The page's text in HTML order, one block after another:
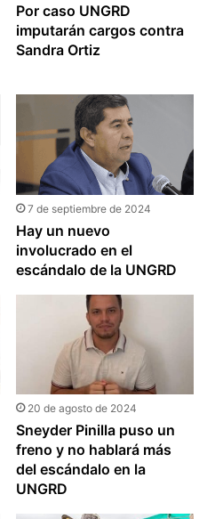
Por caso UNGRD
imputarán cargos contra
Sandra Ortiz
7 de septiembre de 2024
Hay un nuevo
involucrado en el
escándalo de la UNGRD
20 de agosto de 2024
Sneyder Pinilla puso un
freno y no hablará más
del escándalo en la
UNGRD